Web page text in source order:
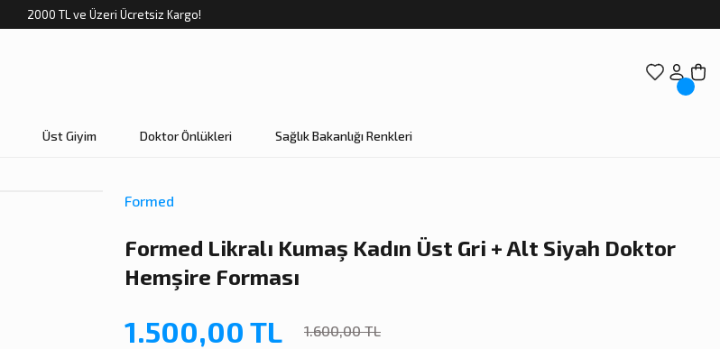
2000 TL ve Üzeri Ücretsiz Kargo!
Üst Giyim Doktor Önlükleri Sağlık Bakanlığı Renkleri
Formed
Formed Likralı Kumaş Kadın Üst Gri + Alt Siyah Doktor
Hemşire Forması
1.500,00 TL 1.600,00 TL